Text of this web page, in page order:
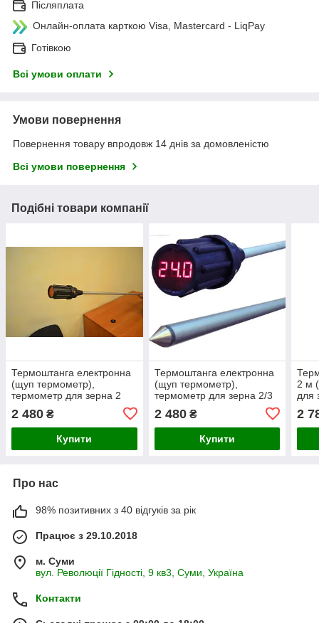
Післяплата
Онлайн-оплата карткою Visa, Mastercard - LiqPay
Готівкою
Всі умови оплати
Умови повернення
Повернення товару впродовж 14 днів за домовленістю
Всі умови повернення
Подібні товари компанії
Термоштанга електронна
(щуп термометр),
термометр для зерна 2
2 480 ₴
Купити
Термоштанга електронна
(щуп термометр),
термометр для зерна 2/3
2 480₴
Купити
2 м
для
2
Про нас
98% позитивних з 40 відгуків за рік
Працює з 29.10.2018
м. Суми
вул. Революції Гідності, 9 кв3, Суми, Україна
Контакти